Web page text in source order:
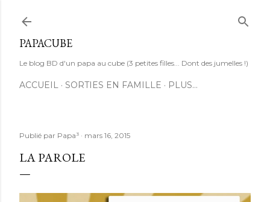
PAPACUBE
Le blog BD d'un papa au cube (3 petites filles... Dont des jumelles !)
ACCUEIL SORTIES EN FAMILLE PLUS…
Publié par Papa³ mars 16, 2015
LA PAROLE